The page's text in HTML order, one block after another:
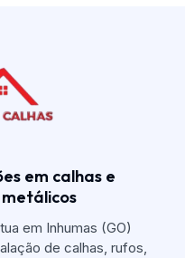
em calhas e
em Inhumas (GO)
de calhas, rufos,